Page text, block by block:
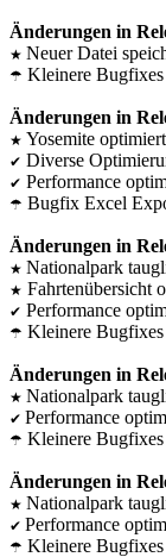
Änderungen in
★ Neuer Datei
☂ Kleinere Bugfixes
Änderungen in
★ Yosemite optimiert
✔ Diverse
✔ Performance
☂ Bugfix Excel
Änderungen in
★ Nationalpark
★ Fahrtenübersicht
✔ Performance
☂ Kleinere Bugfixes
Änderungen in
★ Nationalpark
✔ Performance
☂ Kleinere Bugfixes
Änderungen in
★ Nationalpark
✔ Performance
☂ Kleinere Bugfixes